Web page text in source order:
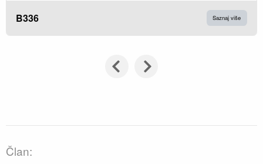
B336 Saznaj više
Član: